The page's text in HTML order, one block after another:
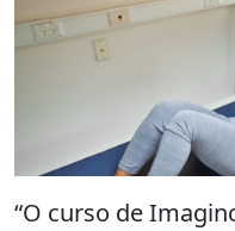
“O curso de